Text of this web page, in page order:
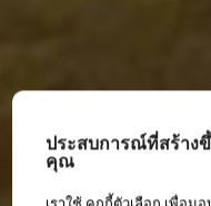
ประสบการณ์ที่สร้าง
คุณ